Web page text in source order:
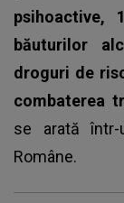
psihoactive,
băuturilor
droguri de
combaterea
se arată
Române.